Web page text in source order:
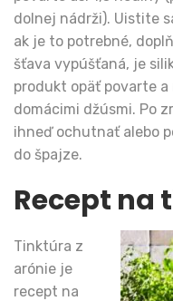
dolnej nádrži). Uistite
ak je to potrebné,
šťava vypúšťaná, je
produkt opäť povarte
domácimi džúsmi. Po
ihneď ochutnať alebo
do špajze.
Recept na
Tinktúra z
arónie je
recept na